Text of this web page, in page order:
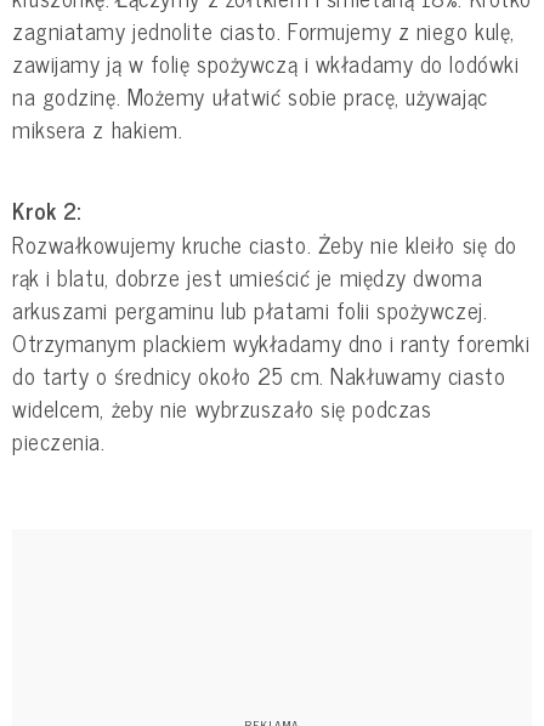
zagniatamy jednolite ciasto. Formujemy z niego kulę,
zawijamy ją w folię spożywczą i wkładamy do lodówki
na godzinę. Możemy ułatwić sobie pracę, używając
miksera z hakiem.
Krok 2:
Rozwałkowujemy kruche ciasto. Żeby nie kleiło się do
rąk i blatu, dobrze jest umieścić je między dwoma
arkuszami pergaminu lub płatami folii spożywczej.
Otrzymanym plackiem wykładamy dno i ranty foremki
do tarty o średnicy około 25 cm. Nakłuwamy ciasto
widelcem, żeby nie wybrzuszało się podczas
pieczenia.